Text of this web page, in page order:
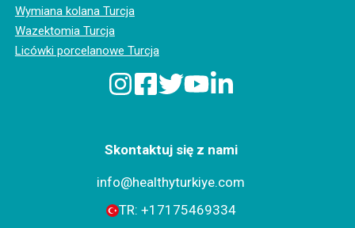
Wymiana kolana Turcja
Wazektomia Turcja
Licówki porcelanowe Turcja
Skontaktuj się z nami
info@healthyturkiye.com
TR: +‪17175469334‬